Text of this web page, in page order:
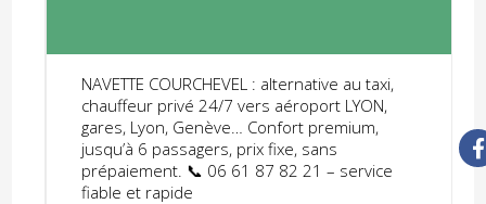
NAVETTE COURCHEVEL : alternative au taxi,
chauffeur privé 24/7 vers aéroport LYON,
gares, Lyon, Genève… Confort premium,
jusqu’à 6 passagers, prix fixe, sans
prépaiement. 📞 06 61 87 82 21 – service
fiable et rapide